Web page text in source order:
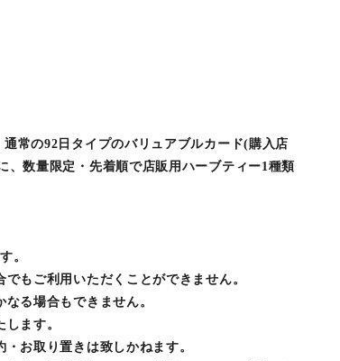
常の92日タイプのバリュアブルカード(購入店
、数量限定・先着順で店販用ハーブティー1種類
。
もご利用いただくことができません。
る場合もできません。
ます。
お取り置きは致しかねます。